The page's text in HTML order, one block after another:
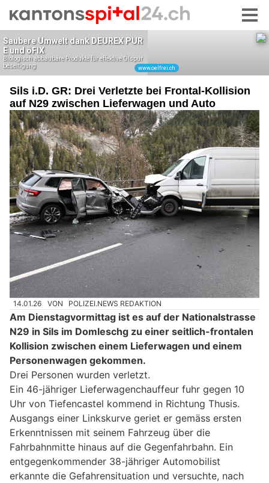
Sils i.D. GR: Drei Verletzte bei Frontal-Kollision
auf N29 zwischen Lieferwagen und Auto
14.01.26 VON POLIZEI.NEWS REDAKTION
Am Dienstagvormittag ist es auf der Nationalstrasse
N29 in Sils im Domleschg zu einer seitlich-frontalen
Kollision zwischen einem Lieferwagen und einem
Personenwagen gekommen.
Drei Personen wurden verletzt.
Ein 46-jähriger Lieferwagenchauffeur fuhr gegen 10
Uhr von Tiefencastel kommend in Richtung Thusis.
Ausgangs einer Linkskurve geriet er gemäss ersten
Erkenntnissen mit seinem Fahrzeug über die
Fahrbahnmitte hinaus auf die Gegenfahrbahn. Ein
entgegenkommender 38-jähriger Automobilist
erkannte die Gefahrensituation und versuchte, nach